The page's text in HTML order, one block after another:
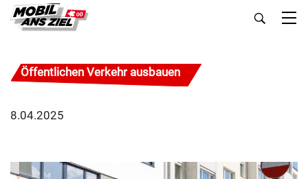
Öffentlichen Verkehr ausbauen
8.04.2025